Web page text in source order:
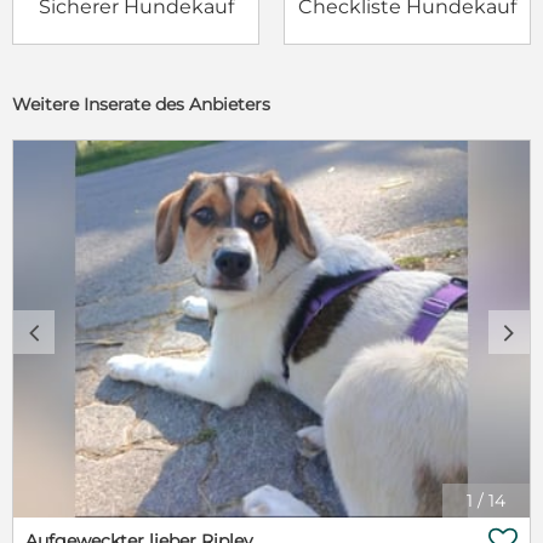
Sicherer Hundekauf Checkliste Hundekauf
Weitere Inserate des Anbieters
1 / 14
c d